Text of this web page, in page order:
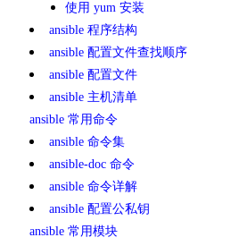
使用 yum 安装
ansible 程序结构
ansible 配置文件查找顺序
ansible 配置文件
ansible 主机清单
ansible 常用命令
ansible 命令集
ansible-doc 命令
ansible 命令详解
ansible 配置公私钥
ansible 常用模块